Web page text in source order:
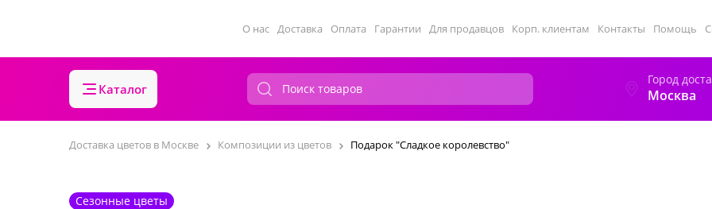
О нас Доставка Оплата Гарантии Для продавцов Корп. клиентам Контакты Помощь
Каталог
Город
Москва
Доставка цветов в Москве Композиции из цветов Подарок "Сладкое королевство"
Сезонные цветы